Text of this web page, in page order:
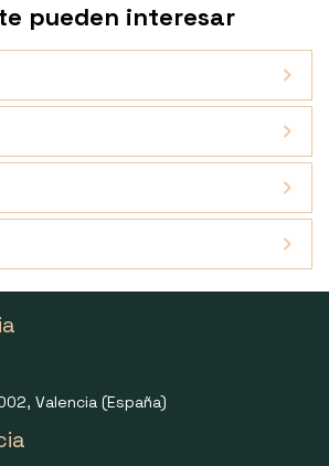
pueden interesar
Valencia (España)